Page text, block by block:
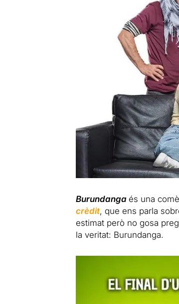
Burundanga és una
crèdit, que ens parla
estimat però no gosa
la veritat: Burundanga.